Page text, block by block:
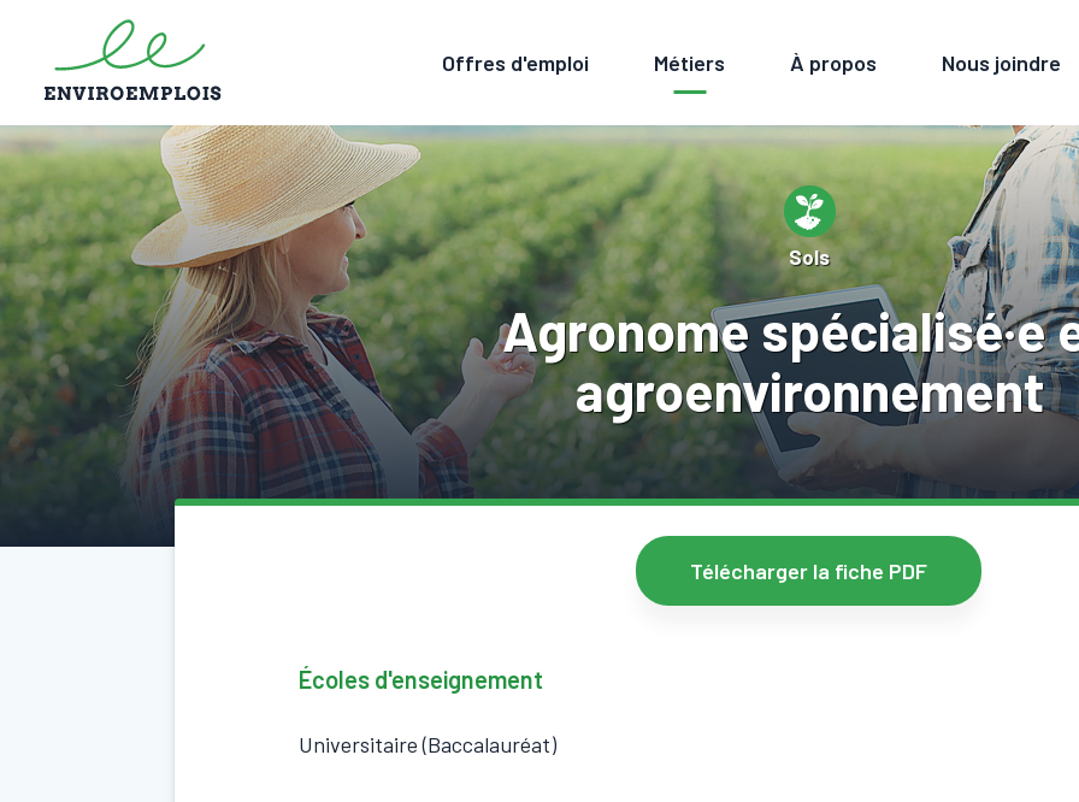
Offres d'emploi Métiers À propos Nous joindre
Sols
Agronome spécialisé·e
agroenvironnement
Télécharger la fiche PDF
Écoles d'enseignement
Universitaire (Baccalauréat)